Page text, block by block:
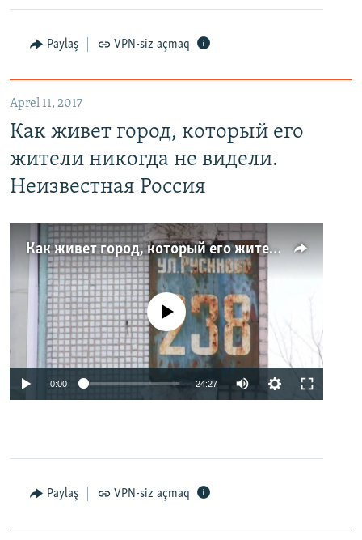
Paylaş VPN-siz açmaq
Aprel 11, 2017
Как живет город, который его
жители никогда не видели.
Неизвестная Россия
Как живет город, который его жители никогда не видели. Неизвестная Россия
No media source currently available
0:00 24:27
Paylaş VPN-siz açmaq